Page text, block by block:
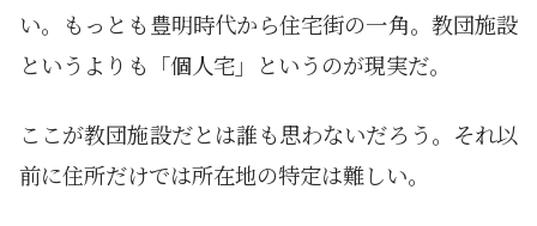
い。もっとも豊明時代から住宅街の一角。教団施設
というよりも「個人宅」というのが現実だ。
ここが教団施設だとは誰も思わないだろう。それ以
前に住所だけでは所在地の特定は難しい。